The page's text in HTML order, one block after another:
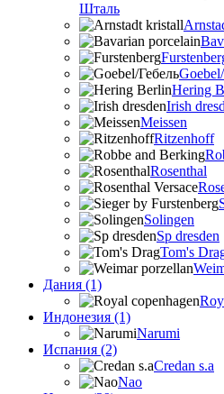
Шталь
Hering
Irish
Meissen
Ritzenhoff
Rosenthal
Solingen
Sp dresden
Tom's
Дания (1)
Индонезия (1)
Narumi
Испания (2)
Credan s.a
Nao